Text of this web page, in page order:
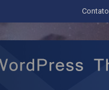
Contato